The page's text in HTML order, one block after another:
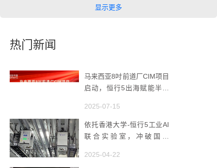
显示更多
热门新闻
马来西亚8吋前道厂CIM项目
启动，恒行5出海赋能半导
2025-07-15
依托香港大学-恒行5工业AI
联合实验室，冲破国产
2025-04-22